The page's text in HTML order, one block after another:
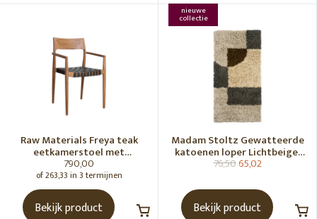
Raw Materials Freya teak
eetkamerstoel met
armleuning - Zwart (set of 2)
790,00
of 263,33 in 3 termijnen
Bekijk product
nieuwe
collectie
Madam Stoltz Gewatteerde
katoenen loper Lichtbeige,
gebroken wit, grijs, groen
76,5065,02
Bekijk product